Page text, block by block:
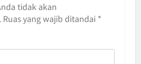
tidak akan
Ruas yang wajib ditandai *